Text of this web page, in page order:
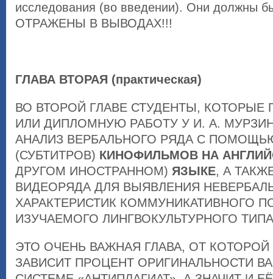
исследования (во введении). Они должны
ОТРАЖЕНЫ В ВЫВОДАХ!!!
ГЛАВА ВТОРАЯ (практическая)
ВО ВТОРОЙ ГЛАВЕ СТУДЕНТЫ,
ИЛИ ДИПЛОМНУЮ РАБОТУ У И. А.
АНАЛИЗ ВЕРБАЛЬНОГО РЯДА С
(СУБТИТРОВ) КИНОФИЛЬМОВ НА
ДРУГОМ ИНОСТРАННОМ) ЯЗЫКЕ, А
ВИДЕОРЯДА ДЛЯ ВЫЯВЛЕНИЯ
ХАРАКТЕРИСТИК КОММУНИКАТИВНОГО
ИЗУЧАЕМОГО ЛИНГВОКУЛЬТУРНОГО
ЭТО ОЧЕНЬ ВАЖНАЯ ГЛАВА, ОТ
ЗАВИСИТ ПРОЦЕНТ ОРИГИНАЛЬНОСТИ